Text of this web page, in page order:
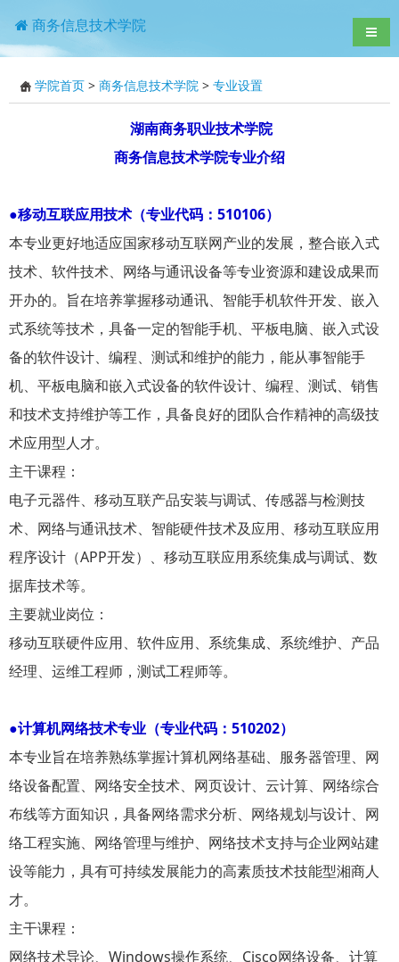
商务信息技术学院 导航
学院首页 > 商务信息技术学院 > 专业设置
湖南商务职业技术学院
商务信息技术学院专业介绍
●移动互联应用技术（专业代码：510106）
本专业更好地适应国家移动互联网产业的发展，整合嵌入式
技术、软件技术、网络与通讯设备等专业资源和建设成果而
开办的。旨在培养掌握移动通讯、智能手机软件开发、嵌入
式系统等技术，具备一定的智能手机、平板电脑、嵌入式设
备的软件设计、编程、测试和维护的能力，能从事智能手
机、平板电脑和嵌入式设备的软件设计、编程、测试、销售
和技术支持维护等工作，具备良好的团队合作精神的高级技
术应用型人才。
主干课程：
电子元器件、移动互联产品安装与调试、传感器与检测技
术、网络与通讯技术、智能硬件技术及应用、移动互联应用
程序设计（APP开发）、移动互联应用系统集成与调试、数
据库技术等。
主要就业岗位：
移动互联硬件应用、软件应用、系统集成、系统维护、产品
经理、运维工程师，测试工程师等。
●计算机网络技术专业（专业代码：510202）
本专业旨在培养熟练掌握计算机网络基础、服务器管理、网
络设备配置、网络安全技术、网页设计、云计算、网络综合
布线等方面知识，具备网络需求分析、网络规划与设计、网
络工程实施、网络管理与维护、网络技术支持与企业网站建
设等能力，具有可持续发展能力的高素质技术技能型湘商人
才。
主干课程：
网络技术导论、Windows操作系统、Cisco网络设备、计算